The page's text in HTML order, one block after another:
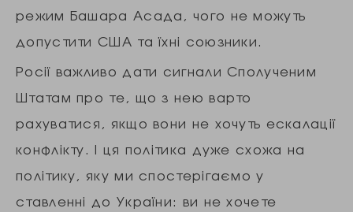
режим Башара Асада, чого не можуть
допустити США та їхні союзники.
Росії важливо дати сигнали Сполученим
Штатам про те, що з нею варто
рахуватися, якщо вони не хочуть ескалації
конфлікту. І ця політика дуже схожа на
політику, яку ми спостерігаємо у
ставленні до України: ви не хочете